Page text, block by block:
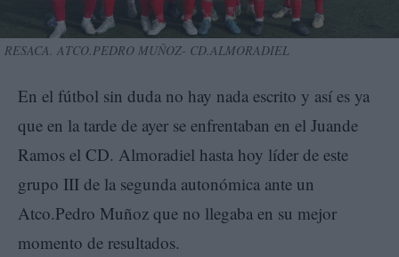
RESACA. ATCO.PEDRO MUÑOZ- CD.ALMORADIEL
En el fútbol sin duda no hay nada escrito y así es ya
que en la tarde de ayer se enfrentaban en el Juande
Ramos el CD. Almoradiel hasta hoy líder de este
grupo III de la segunda autonómica ante un
Atco.Pedro Muñoz que no llegaba en su mejor
momento de resultados.